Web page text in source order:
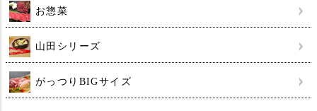
お惣菜
山田シリーズ
がっつりBIGサイズ